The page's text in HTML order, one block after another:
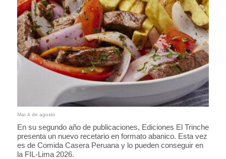
Mar 4 de agosto
En su segundo año de publicaciones, Ediciones El Trinche
presenta un nuevo recetario en formato abanico. Esta vez
es de Comida Casera Peruana y lo pueden conseguir en
la FIL-Lima 2026.